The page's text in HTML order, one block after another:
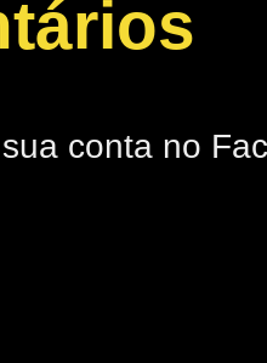
conta no